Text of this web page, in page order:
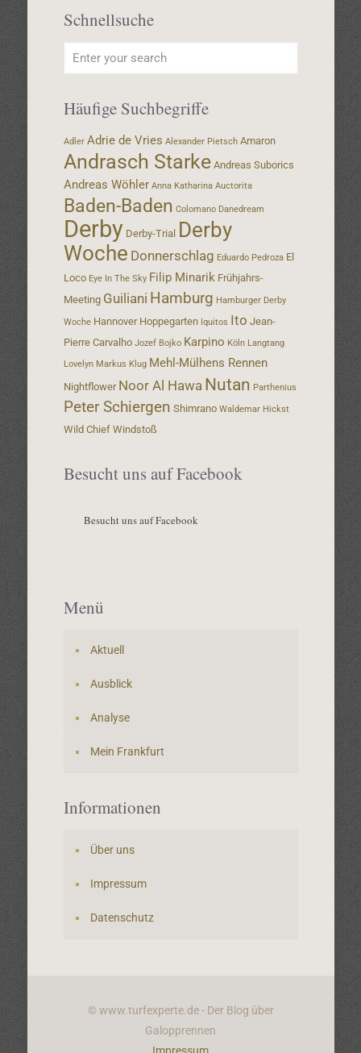
Schnellsuche
Häufige Suchbegriffe
Adler Adrie de Vries Alexander Pietsch Amaron
Andrasch Starke Andreas Suborics
Andreas Wöhler Anna Katharina Auctorita
Baden-Baden Colomano Danedream
Derby Derby-Trial Derby
Woche Donnerschlag Eduardo Pedroza El
Loco Eye In The Sky Filip Minarik Frühjahrs-
Meeting Guiliani Hamburg Hamburger Derby
Woche Hannover Hoppegarten Iquitos Ito Jean-
Pierre Carvalho Jozef Bojko Karpino Köln Langtang
Lovelyn Markus Klug Mehl-Mülhens Rennen
Nightflower Noor Al Hawa Nutan Parthenius
Peter Schiergen Shimrano Waldemar Hickst
Wild Chief Windstoß
Besucht uns auf Facebook
Besucht uns auf Facebook
Menü
Aktuell
Ausblick
Analyse
Mein Frankfurt
Informationen
Über uns
Impressum
Datenschutz
© www.turfexperte.de - Der Blog über
Galopprennen